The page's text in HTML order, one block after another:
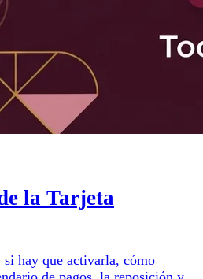
la Tarjeta
si hay que activarla, cómo